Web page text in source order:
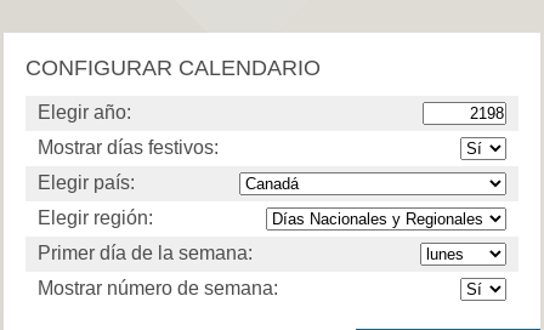
CONFIGURAR CALENDARIO
Elegir año:
Mostrar días festivos:
Elegir país:
Elegir región:
Primer día de la semana:
Mostrar número de semana: